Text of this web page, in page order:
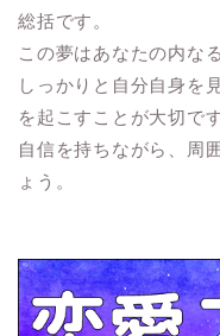
総括です。
この夢はあなたの内な
しっかりと自分自身を
を起こすことが大切です
自信を持ちながら、周
ょう。